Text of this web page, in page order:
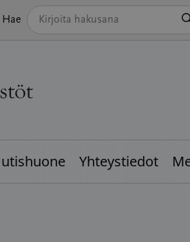
Hae
Yhteystiedot